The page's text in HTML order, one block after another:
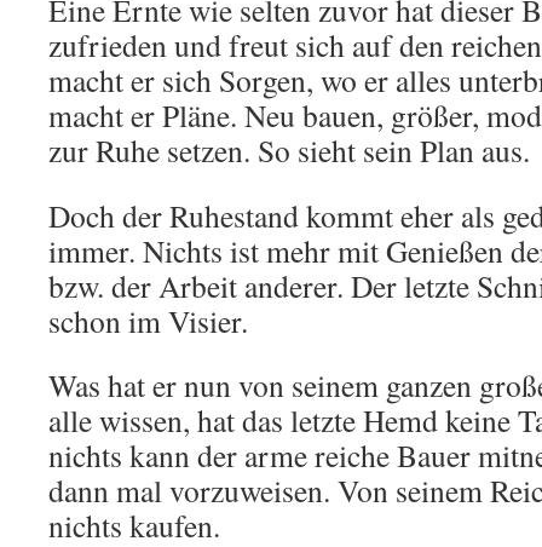
Eine Ernte wie selten zuvor hat dieser
zufrieden und freut sich auf den
macht er sich Sorgen, wo er alles
macht er Pläne. Neu bauen, größer,
zur Ruhe setzen. So sieht sein Plan aus.
Doch der Ruhestand kommt eher als
immer. Nichts ist mehr mit Genießen
bzw. der Arbeit anderer. Der letzte
schon im Visier.
Was hat er nun von seinem ganzen
alle wissen, hat das letzte Hemd keine
nichts kann der arme reiche Bauer
dann mal vorzuweisen. Von seinem
nichts kaufen.